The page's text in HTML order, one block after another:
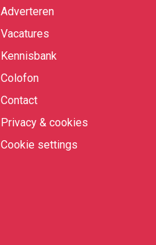
Adverteren
Vacatures
Kennisbank
Colofon
Contact
Privacy & cookies
Cookie settings